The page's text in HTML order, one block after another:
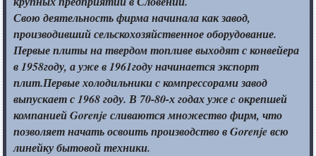
Свою деятельность фирма начинала как завод,
производивший сельскохозяйственное оборудование.
Первые плитына твердомтопливе выходятс конвейера
в 1958году,а ужев 1961году начинается экспорт
плит.Первые холодильникис компрессорамизавод
выпускает с1968 году. В 70-80-хгодах уже c окрепшей
компанией Gorenje сливаются множество фирм, что
позволяет начать освоить производствов Gorenjeвсю
линейку бытовой техники.